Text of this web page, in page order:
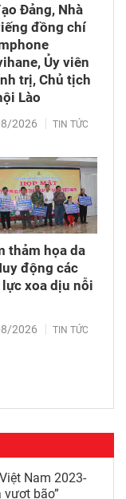
Đảng, Nhà
đồng chí
Ủy viên
trị, Chủ tịch
Lào
2026 TIN TỨC
thảm họa da
động các
xoa dịu nỗi
2026 TIN TỨC
Nam 2023-
bão”